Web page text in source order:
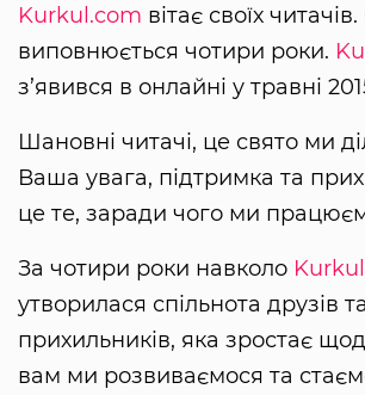
Kurkul.com вітає своїх
виповнюється чотири роки.
з’явився в онлайні у травні
Шановні читачі, це свято ми
Ваша увага, підтримка та
це те, заради чого ми
За чотири роки навколо
утворилася спільнота друзів та
прихильників, яка зростає
вам ми розвиваємося та